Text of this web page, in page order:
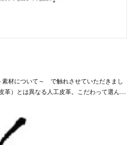
材について～ で触れさせていただきまし
革）とは異なる人工皮革。こだわって選ん…